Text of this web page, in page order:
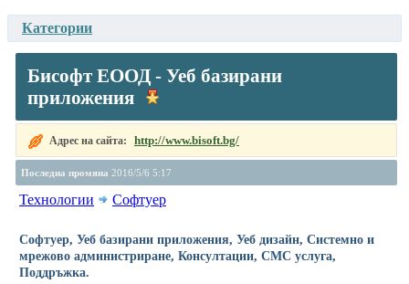
Категории
Бисофт ЕООД - Уеб базирани
приложения
Адрес на сайта: http://www.bisoft.bg/
Последна промяна 2016/5/6 5:17
Технологии Софтуер
Софтуер, Уеб базирани приложения, Уеб дизайн, Системно и
мрежово администриране, Консултации, СМС услуга,
Поддръжка.